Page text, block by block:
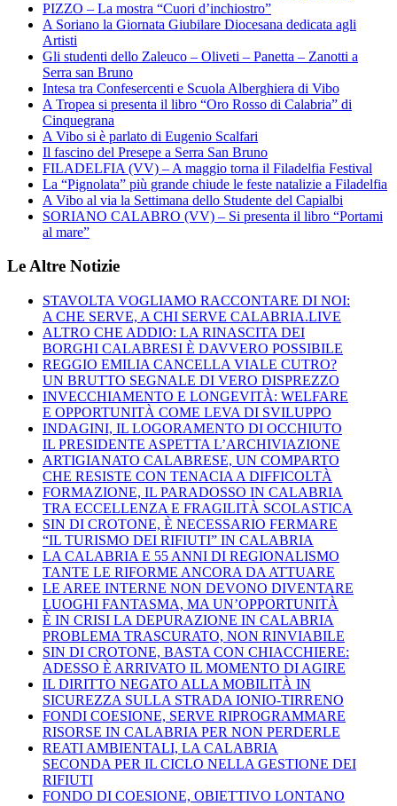
PIZZO – La mostra “Cuori d’inchiostro”
A Soriano la Giornata Giubilare Diocesana dedicata agli
Artisti
Gli studenti dello Zaleuco – Oliveti – Panetta – Zanotti a
Serra san Bruno
Intesa tra Confesercenti e Scuola Alberghiera di Vibo
A Tropea si presenta il libro “Oro Rosso di Calabria” di
Cinquegrana
A Vibo si è parlato di Eugenio Scalfari
Il fascino del Presepe a Serra San Bruno
FILADELFIA (VV) – A maggio torna il Filadelfia Festival
La “Pignolata” più grande chiude le feste natalizie a Filadelfia
A Vibo al via la Settimana dello Studente del Capialbi
SORIANO CALABRO (VV) – Si presenta il libro “Portami
al mare”
Le Altre Notizie
STAVOLTA VOGLIAMO RACCONTARE DI NOI:
A CHE SERVE, A CHI SERVE CALABRIA.LIVE
ALTRO CHE ADDIO: LA RINASCITA DEI
BORGHI CALABRESI È DAVVERO POSSIBILE
REGGIO EMILIA CANCELLA VIALE CUTRO?
UN BRUTTO SEGNALE DI VERO DISPREZZO
INVECCHIAMENTO E LONGEVITÀ: WELFARE
E OPPORTUNITÀ COME LEVA DI SVILUPPO
INDAGINI, IL LOGORAMENTO DI OCCHIUTO
IL PRESIDENTE ASPETTA L’ARCHIVIAZIONE
ARTIGIANATO CALABRESE, UN COMPARTO
CHE RESISTE CON TENACIA A DIFFICOLTÀ
FORMAZIONE, IL PARADOSSO IN CALABRIA
TRA ECCELLENZA E FRAGILITÀ SCOLASTICA
SIN DI CROTONE, È NECESSARIO FERMARE
“IL TURISMO DEI RIFIUTI” IN CALABRIA
LA CALABRIA E 55 ANNI DI REGIONALISMO
TANTE LE RIFORME ANCORA DA ATTUARE
LE AREE INTERNE NON DEVONO DIVENTARE
LUOGHI FANTASMA, MA UN’OPPORTUNITÀ
È IN CRISI LA DEPURAZIONE IN CALABRIA
PROBLEMA TRASCURATO, NON RINVIABILE
SIN DI CROTONE, BASTA CON CHIACCHIERE:
ADESSO È ARRIVATO IL MOMENTO DI AGIRE
IL DIRITTO NEGATO ALLA MOBILITÀ IN
SICUREZZA SULLA STRADA IONIO-TIRRENO
FONDI COESIONE, SERVE RIPROGRAMMARE
RISORSE IN CALABRIA PER NON PERDERLE
REATI AMBIENTALI, LA CALABRIA
SECONDA PER IL CICLO NELLA GESTIONE DEI
RIFIUTI
FONDO DI COESIONE, OBIETTIVO LONTANO